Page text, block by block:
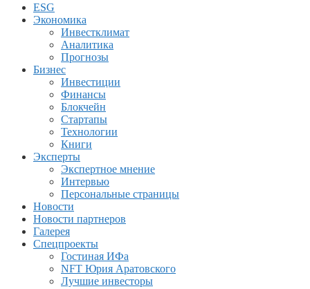
ESG
Экономика
Инвестклимат
Аналитика
Прогнозы
Бизнес
Инвестиции
Финансы
Блокчейн
Стартапы
Технологии
Книги
Эксперты
Экспертное мнение
Интервью
Персональные страницы
Новости
Новости партнеров
Галерея
Спецпроекты
Гостиная ИФа
NFT Юрия Аратовского
Лучшие инвесторы